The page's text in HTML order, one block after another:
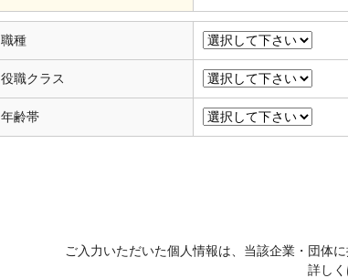
職種
役職クラス
年齢帯
ご入力いただいた個人情報は、当該企業・団体
詳しく